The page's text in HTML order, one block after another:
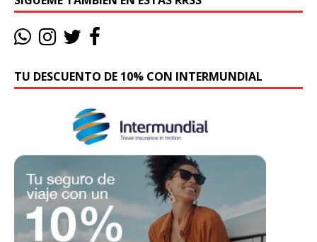
TU DESCUENTO DE 10% CON INTERMUNDIAL